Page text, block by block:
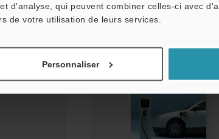
d'analyse, qui peuvent combiner celles-ci avec
de votre utilisation de leurs services.
Personnaliser